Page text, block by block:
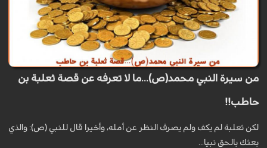
من سيرة النبي محمد(ص)...ما لا تعرفه عن قصة ثعلبة بن
حاطب!!
لكن ثعلبة لم يكف ولم يصرف النظر عن أمله، وأخيرا قال للنبي (ص): والذي
بعثك بالحق نبيا...